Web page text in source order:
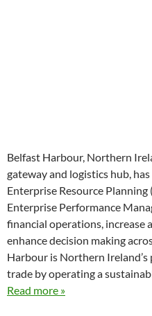
Belfast Harbour, Northern
gateway and logistics hub,
Enterprise Resource Planning
Enterprise Performance
financial operations, increase
enhance decision making
Harbour is Northern
trade by operating a
Read more »